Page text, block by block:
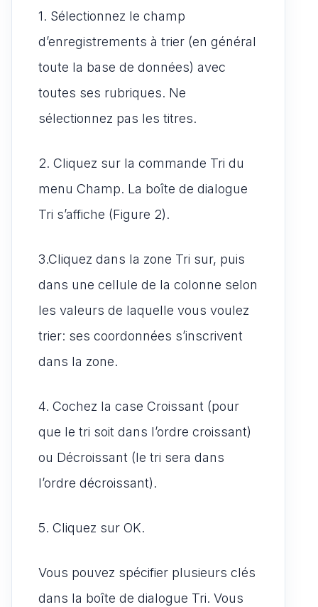
1. Sélectionnez le champ
d’enregistrements à trier (en général
toute la base de données) avec
toutes ses rubriques. Ne
sélectionnez pas les titres.
2. Cliquez sur la commande Tri du
menu Champ. La boîte de dialogue
Tri s’affiche (Figure 2).
3.Cliquez dans la zone Tri sur, puis
dans une cellule de la colonne selon
les valeurs de laquelle vous voulez
trier: ses coordonnées s’inscrivent
dans la zone.
4. Cochez la case Croissant (pour
que le tri soit dans l’ordre croissant)
ou Décroissant (le tri sera dans
l’ordre décroissant).
5. Cliquez sur OK.
Vous pouvez spécifier plusieurs clés
dans la boîte de dialogue Tri. Vous